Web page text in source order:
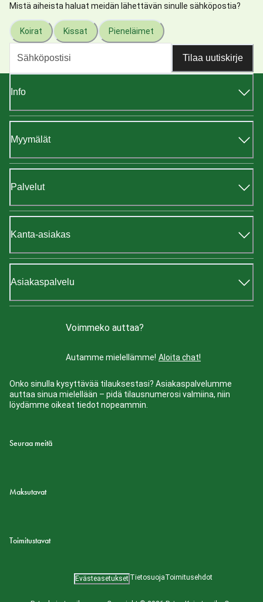
Mistä aiheista haluat meidän lähettävän sinulle sähköpostia?
Koirat Kissat Pieneläimet
Tilaa uutiskirje
Info
Myymälät
Palvelut
Kanta-asiakas
Asiakaspalvelu
Voimmeko auttaa?
Autamme mielellämme! Aloita chat!
Onko sinulla kysyttävää tilauksestasi? Asiakaspalvelumme
auttaa sinua mielellään – pidä tilausnumerosi valmiina, niin
löydämme oikeat tiedot nopeammin.
Seuraa meitä
Maksutavat
Toimitustavat
Evästeasetukset TietosuojaToimitusehdot